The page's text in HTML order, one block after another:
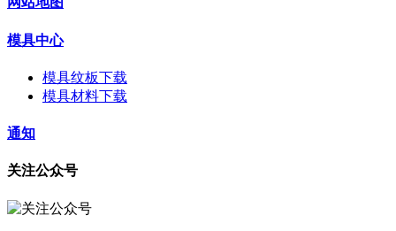
模具中心
模具纹板下载
模具材料下载
通知
关注公众号